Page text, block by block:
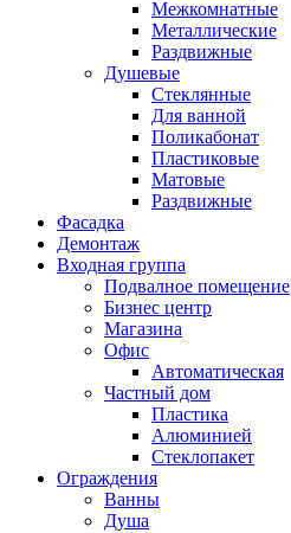
Межкомнатные
Металлические
Раздвижные
Душевые
Стеклянные
Для ванной
Поликабонат
Пластиковые
Матовые
Раздвижные
Фасадка
Демонтаж
Входная группа
Подвалное помещение
Бизнес центр
Магазина
Офис
Автоматическая
Частный дом
Пластика
Алюминией
Стеклопакет
Ограждения
Ванны
Душа